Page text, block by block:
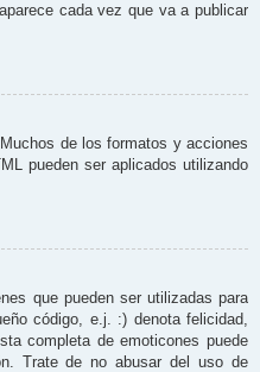
cada vez que va a publicar
de los formatos y acciones
pueden ser aplicados utilizando
que pueden ser utilizadas para
código, e.j. :) denota felicidad,
completa de emoticones puede
Trate de no abusar del uso de